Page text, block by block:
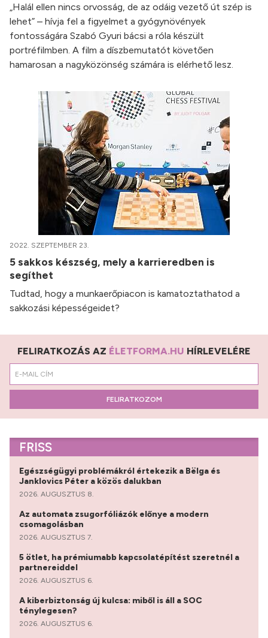
„Halál ellen nincs orvosság, de az odáig vezető út szép is
lehet” – hívja fel a figyelmet a gyógynövények
fontosságára Szabó Gyuri bácsi a róla készült
portréfilmben. A film a díszbemutatót követően
hamarosan a nagyközönség számára is elérhető lesz.
2022. SZEPTEMBER 23.
5 sakkos készség, mely a karrieredben is
segíthet
Tudtad, hogy a munkaerőpiacon is kamatoztathatod a
sakkozási képességeidet?
FELIRATKOZÁS AZ ÉLETFORMA.HU HÍRLEVELÉRE
FELIRATKOZOM
FRISS
Egészségügyi problémákról értekezik a Bëlga és
Janklovics Péter a közös dalukban
2026. AUGUSZTUS 8.
Az automata zsugorfóliázók előnye a modern
csomagolásban
2026. AUGUSZTUS 7.
5 ötlet, ha prémiumabb kapcsolatépítést szeretnél a
partnereiddel
2026. AUGUSZTUS 6.
A kiberbiztonság új kulcsa: miből is áll a SOC
ténylegesen?
2026. AUGUSZTUS 6.